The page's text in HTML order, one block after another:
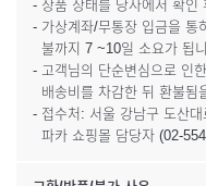
- 상품 상태를 당사에서 확인
- 가상계좌/무통장 입금을 통
불까지 7 ~10일 소요가 됩
- 고객님의 단순변심으로 인
배송비를 차감한 뒤 환불됨
- 접수처: 서울 강남구 도산
파카 쇼핑몰 담당자 (02-